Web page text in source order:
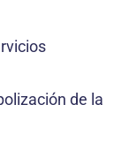
de la